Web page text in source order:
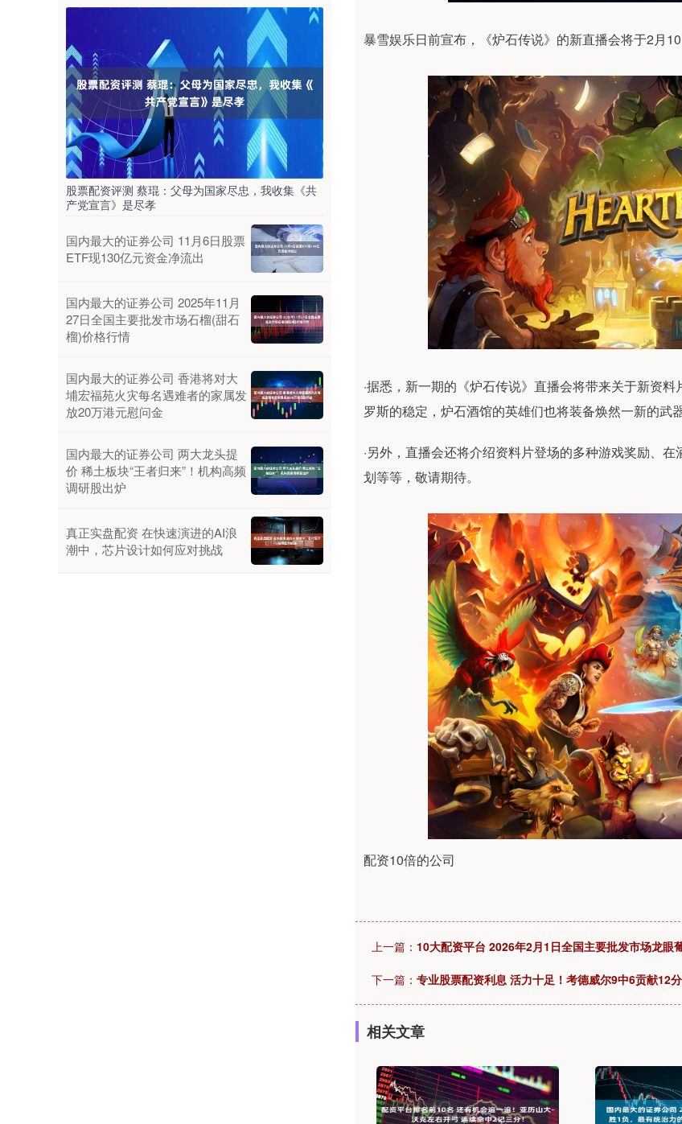
暴雪娱乐日前宣布，《炉石传说》的新直播会将于2月
·据悉，新一期的《炉石传说》直播会将带来关于新资
罗斯的稳定，炉石酒馆的英雄们也将装备焕然一新的武
·另外，直播会还将介绍资料片登场的多种游戏奖励、
划等等，敬请期待。
配资10倍的公司
上一篇： 10大配资平台 2026年2月1日全国主要批发市场龙眼
下一篇： 专业股票配资利息 活力十足！考德威尔9中6贡献12
相关文章
股票配资评测 蔡琨：父母为国家尽忠，我收集《共
产党宣言》是尽孝
国内最大的证券公司 11月6日股票
ETF现130亿元资金净流出
国内最大的证券公司 2025年11月
27日全国主要批发市场石榴(甜石
榴)价格行情
国内最大的证券公司 香港将对大
埔宏福苑火灾每名遇难者的家属发
放20万港元慰问金
国内最大的证券公司 两大龙头提
价 稀土板块“王者归来”！机构高频
调研股出炉
真正实盘配资 在快速演进的AI浪
潮中，芯片设计如何应对挑战